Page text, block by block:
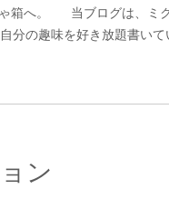
箱へ。 当ブログは、ミク
の趣味を好き放題書い
ン